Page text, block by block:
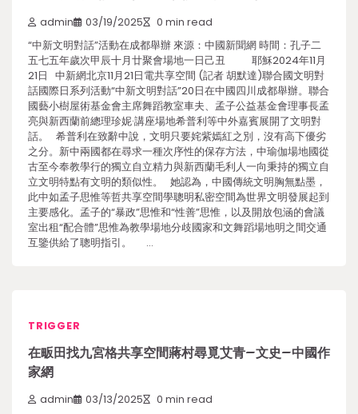
admin 03/19/2025 0 min read
“中新文明對話”活動在成都舉辦 來源：中國新聞網 時間：孔子二
五七五年歲次甲辰十月廿聚會場地一日己丑 耶穌2024年11月
21日 中新網北京11月21日電共享空間 (記者 胡默達)聯合國文明對
話國際日系列活動“中新文明對話”20日在中國四川成都舉辦。聯合
國藝小樹屋術基金會主席舞蹈教室車夫、孟子公益基金會理事長孟
亮與新西蘭前總理珍妮·講座場地希普利等中外嘉賓展開了文明對
話。 希普利在致辭中說，文明只要姹紫嫣紅之別，沒有高下優劣
之分。新中兩國都在尋求一種次序性的保存方法，中瑜伽場地國從
古至今奉教學行的獨立自立精力與新西蘭毛利人一向秉持的獨立自
立文明特點有文明的類似性。 她認為，中國傳統文明胸無點墨，
此中如孟子思惟等哲共享空間學聰明私密空間為世界文明發展起到
主要感化。孟子的“暴政”思惟和“性善”思惟，以及開放包涵的會議
室出租“配合體”思惟為教學場地分歧國家和文舞蹈場地明之間交通
互鑒供給了聰明指引。 …
TRIGGER
在畈田找九宮格共享空間蔣村尋覓艾青–文史–中國作
家網
admin 03/13/2025 0 min read